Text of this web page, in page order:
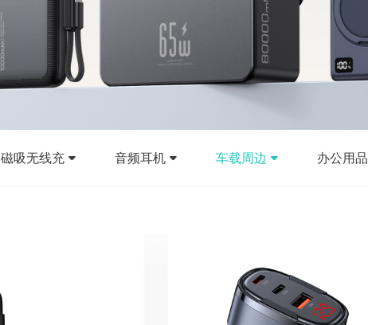
磁吸无线充 音频耳机 车载周边 办公用品